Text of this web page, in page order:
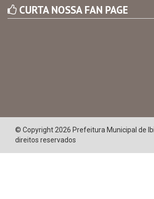
CURTA NOSSA FAN PAGE
© Copyright 2026 Prefeitura Municipal de
direitos reservados